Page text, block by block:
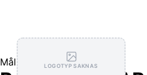
LOGOTYP SAKNAS
Målning / Tapetsering